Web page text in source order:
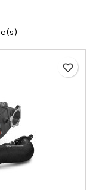
favorite_border